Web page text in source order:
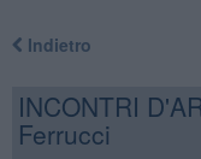
Indietro
INCONTRI
Ferrucci